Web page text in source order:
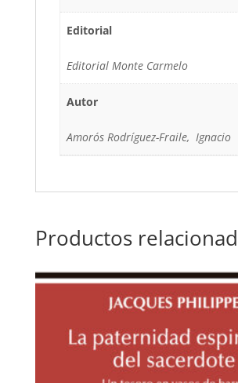
Editorial
Editorial Monte Carmelo
Autor
Amorós Rodríguez-Fraile, Ignacio
Productos